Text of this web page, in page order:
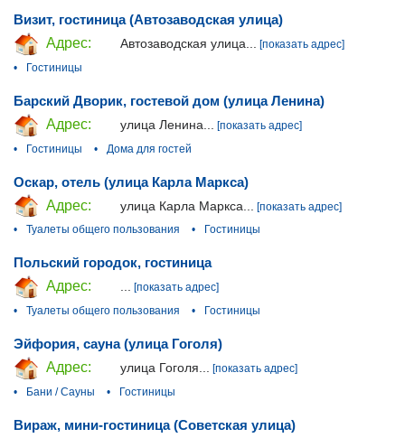
Визит, гостиница (Автозаводская улица)
Адрес:
Автозаводская улица...
[показать адрес]
•
Гостиницы
Барский Дворик, гостевой дом (улица Ленина)
Адрес:
улица Ленина...
[показать адрес]
•
Гостиницы • Дома для гостей
Оскар, отель (улица Карла Маркса)
Адрес:
улица Карла Маркса...
[показать адрес]
•
Туалеты общего пользования • Гостиницы
Польский городок, гостиница
Адрес:
... [показать адрес]
•
Туалеты общего пользования • Гостиницы
Эйфория, сауна (улица Гоголя)
Адрес:
улица Гоголя... [показать адрес]
•
Бани / Сауны • Гостиницы
Вираж, мини-гостиница (Советская улица)